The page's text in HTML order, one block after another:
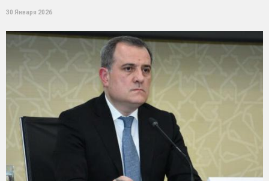
30 Января 2026